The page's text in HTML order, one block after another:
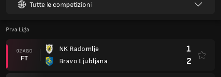
Tutte le competizioni
Prva Liga
02 AGO
FT
NK Radomlje
Bravo Ljubljana
1
2